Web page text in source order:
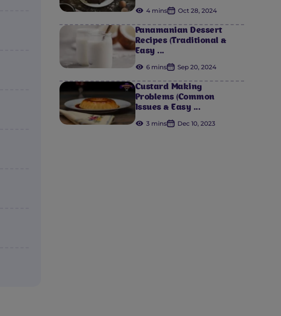
4 mins Oct 28, 2024
Panamanian Dessert
Recipes (Traditional &
Easy ...
6 mins Sep 20, 2024
Custard Making
Problems (Common
Issues & Easy ...
3 mins Dec 10, 2023